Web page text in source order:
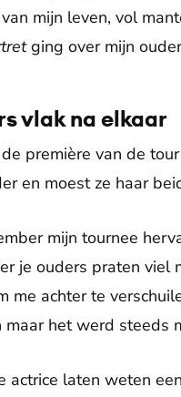
mijn leven, vol
ging over mijn
vlak na elkaar
première van de
en moest ze haar
mijn tournee
je ouders praten
me achter te
het werd steeds
actrice laten weten